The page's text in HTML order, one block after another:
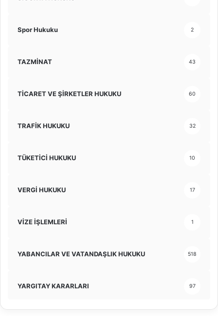
Spor Hukuku 2
TAZMİNAT 43
TİCARET VE ŞİRKETLER HUKUKU 60
TRAFİK HUKUKU 32
TÜKETİCİ HUKUKU 10
VERGİ HUKUKU 17
VİZE İŞLEMLERİ 1
YABANCILAR VE VATANDAŞLIK HUKUKU 518
YARGITAY KARARLARI 97